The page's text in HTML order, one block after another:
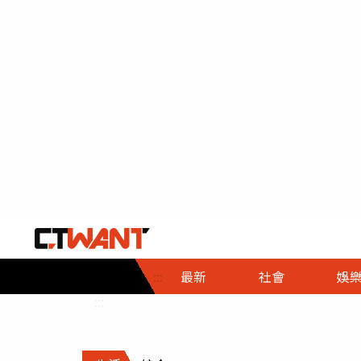
::: 最新 社會
社會首頁
時事
調查
娛樂
娛樂首頁
即時
財經首頁
熱線
政